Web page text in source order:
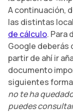
A continuación,
las distintas
de cálculo. Para
Google deberás
partir de ahí ir
documento
siguientes
no te ha
puedes